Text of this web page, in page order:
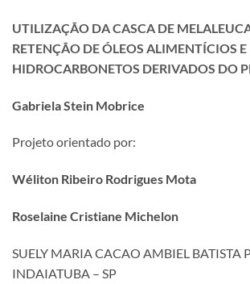
UTILIZAÇÃO DA CASCA DE
RETENÇÃO DE ÓLEOS ALIMENTÍCIOS E
HIDROCARBONETOS DERIVADOS DO
Gabriela Stein Mobrice
Projeto orientado por:
Wéliton Ribeiro Rodrigues Mota
Roselaine Cristiane Michelon
SUELY MARIA CACAO AMBIEL BATISTA
INDAIATUBA – SP